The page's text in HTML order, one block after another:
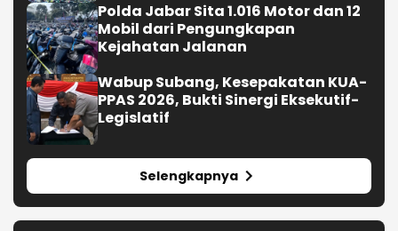
Polda Jabar Sita 1.016 Motor dan 12
Mobil dari Pengungkapan
Kejahatan Jalanan
Wabup Subang, Kesepakatan KUA-
PPAS 2026, Bukti Sinergi Eksekutif-
Legislatif
Selengkapnya